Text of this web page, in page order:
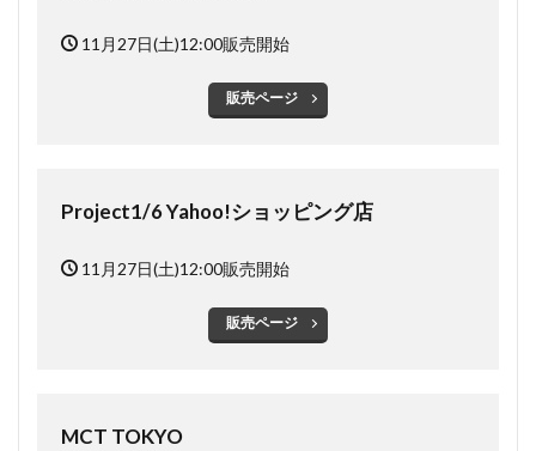
11月27日(土)12:00販売開始
販売ページ
Project1/6 Yahoo!ショッピング店
11月27日(土)12:00販売開始
販売ページ
MCT TOKYO